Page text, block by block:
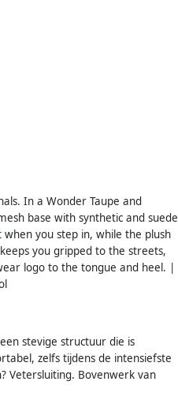
In a Wonder Taupe and
base with synthetic and suede
you step in, while the plush
you gripped to the streets,
logo to the tongue and heel. |
stevige structuur die is
zelfs tijdens de intensiefste
Vetersluiting. Bovenwerk van